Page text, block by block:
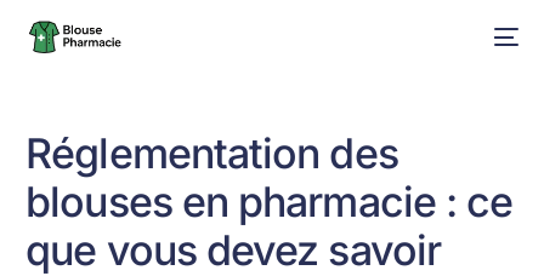
Réglementation des
blouses en pharmacie : ce
que vous devez savoir